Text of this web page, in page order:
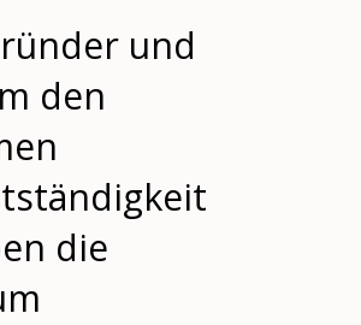
und
den
die